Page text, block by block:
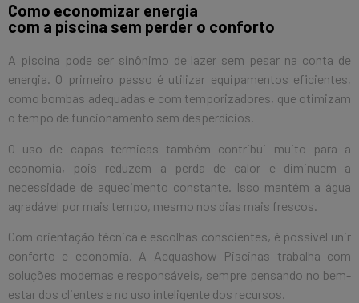
Como economizar energia
com a piscina sem perder o conforto
A piscina pode ser sinônimo de lazer sem pesar na conta de
energia. O primeiro passo é utilizar equipamentos eficientes,
como bombas adequadas e com temporizadores, que otimizam
o tempo de funcionamento sem desperdícios.
O uso de capas térmicas também contribui muito para a
economia, pois reduzem a perda de calor e diminuem a
necessidade de aquecimento constante. Isso mantém a água
agradável por mais tempo, mesmo nos dias mais frescos.
Com orientação técnica e escolhas conscientes, é possível unir
conforto e economia. A Acquashow Piscinas trabalha com
soluções modernas e responsáveis, sempre pensando no bem-
estar dos clientes e no uso inteligente dos recursos.